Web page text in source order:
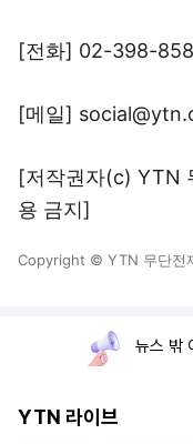
[전화] 02-398-
[메일]
[저작권자(c) YTN
용 금지]
Copyright © YTN 무단전
뉴스 밖
YTN 라이브